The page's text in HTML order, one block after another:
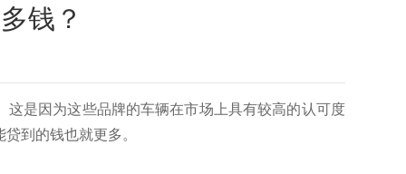
钱？
是因为这些品牌的车辆在市场上具有较高的认可度
到的钱也就更多。